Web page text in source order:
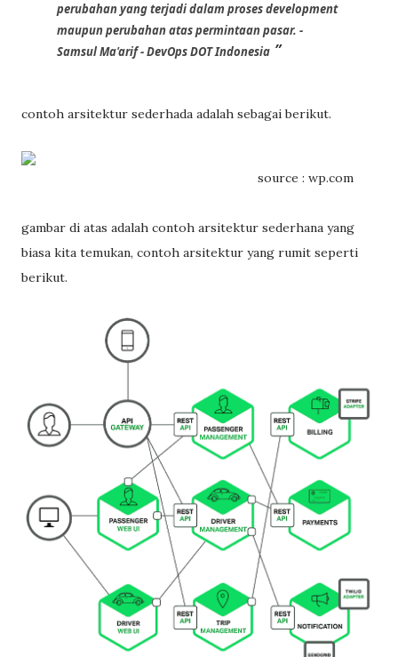
perubahan yang terjadi dalam proses development
maupun perubahan atas permintaan pasar. -
Samsul Ma'arif - DevOps DOT Indonesia
contoh arsitektur sederhada adalah sebagai berikut.
source : wp.com
gambar di atas adalah contoh arsitektur sederhana yang
biasa kita temukan, contoh arsitektur yang rumit seperti
berikut.